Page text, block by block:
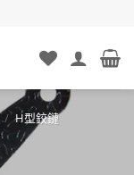
/ H型鉸鏈